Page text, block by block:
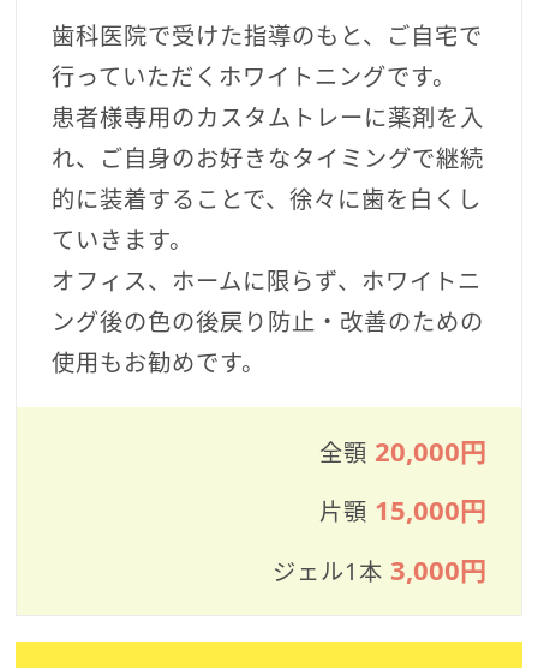
歯科医院で受けた指導のもと、ご自宅で
行っていただくホワイトニングです。
患者様専用のカスタムトレーに薬剤を入
れ、ご自身のお好きなタイミングで継続
的に装着することで、徐々に歯を白くし
ていきます。
オフィス、ホームに限らず、ホワイトニ
ング後の色の後戻り防止・改善のための
使用もお勧めです。
全顎 20,000円
片顎 15,000円
ジェル1本 3,000円